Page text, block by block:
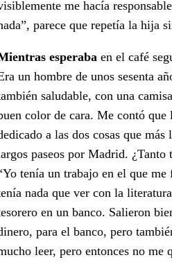
me hacía
parece que repetía la hija
esperaba en el café
un hombre de unos sesenta
saludable, con una
color de cara. Me contó que
a las dos cosas que
paseos por Madrid.
tenía un trabajo en el que
nada que ver con la
en un banco. Salieron
para el banco, pero
leer, pero entonces no me